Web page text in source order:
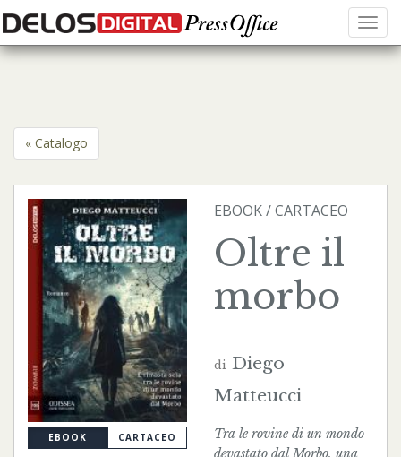
Menu
« Catalogo
EBOOK CARTACEO
EBOOK/CARTACEO
Oltre il
morbo
di Diego
Matteucci
Tra le rovine di un mondo
devastato dal Morbo, una